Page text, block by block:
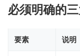
必须明确的
要素 说明